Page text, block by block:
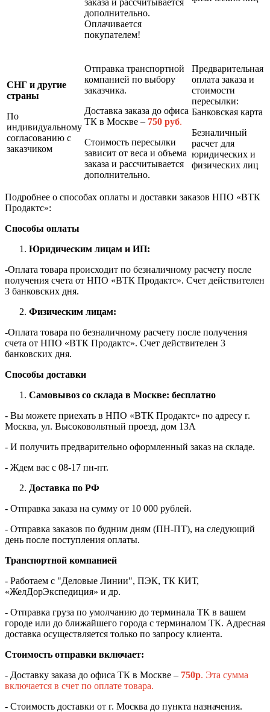
дополнительно.
Оплачивается
покупателем!
СНГ и другие
страны
По
индивидуальному
согласованию с
заказчиком
Отправка транспортной
компанией по выбору
заказчика.
Доставка заказа до офиса
ТК в Москве – 750 руб.
Стоимость пересылки
зависит от веса и объема
заказа и рассчитывается
дополнительно.
Предварительная
оплата заказа и
стоимости
пересылки:
Банковская карта
Безналичный
расчет для
юридических и
физических лиц
Подробнее о способах оплаты и доставки заказов НПО «ВТК
Продактс»:
Способы оплаты
Юридическим лицам и ИП:
-Оплата товара происходит по безналичному расчету после
получения счета от НПО «ВТК Продактс». Счет действителен
3 банковских дня.
Физическим лицам:
-Оплата товара по безналичному расчету после получения
счета от НПО «ВТК Продактс». Счет действителен 3
банковских дня.
Способы доставки
Самовывоз со склада в Москве: бесплатно
- Вы можете приехать в НПО «ВТК Продактс» по адресу г.
Москва, ул. Высоковольтный проезд, дом 13А
- И получить предварительно оформленный заказ на складе.
- Ждем вас c 08-17 пн-пт.
Доставка по РФ
- Отправка заказа на сумму от 10 000 рублей.
- Отправка заказов по будним дням (ПН-ПТ), на следующий
день после поступления оплаты.
Транспортной компанией
- Работаем с "Деловые Линии", ПЭК, ТК КИТ,
«ЖелДорЭкспедиция» и др.
- Отправка груза по умолчанию до терминала ТК в вашем
городе или до ближайшего города с терминалом ТК. Адресная
доставка осуществляется только по запросу клиента.
Стоимость отправки включает:
- Доставку заказа до офиса ТК в Москве – 750р. Эта сумма
включается в счет по оплате товара.
- Стоимость доставки от г. Москва до пункта назначения.